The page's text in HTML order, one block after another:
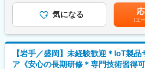
顧客からいかにシェアを獲得するか試行
す。
変更の範囲：会社の定める業務
- 試作機の製作、評価、改良（電気機械工
- 製品導入時の設置・設定・動作確認
- 災害発生時の現地対応（機材搬送・設置
■この仕事の魅力
- 最先端技術に携われる：CEATEC
であり、選考を通じて上下する可能性が
定手当を含めた表記です。
気になる
（エ
【岩手／盛岡】未経験歓迎＊IoT製
ア《安心の長期研修＊専門技術習得